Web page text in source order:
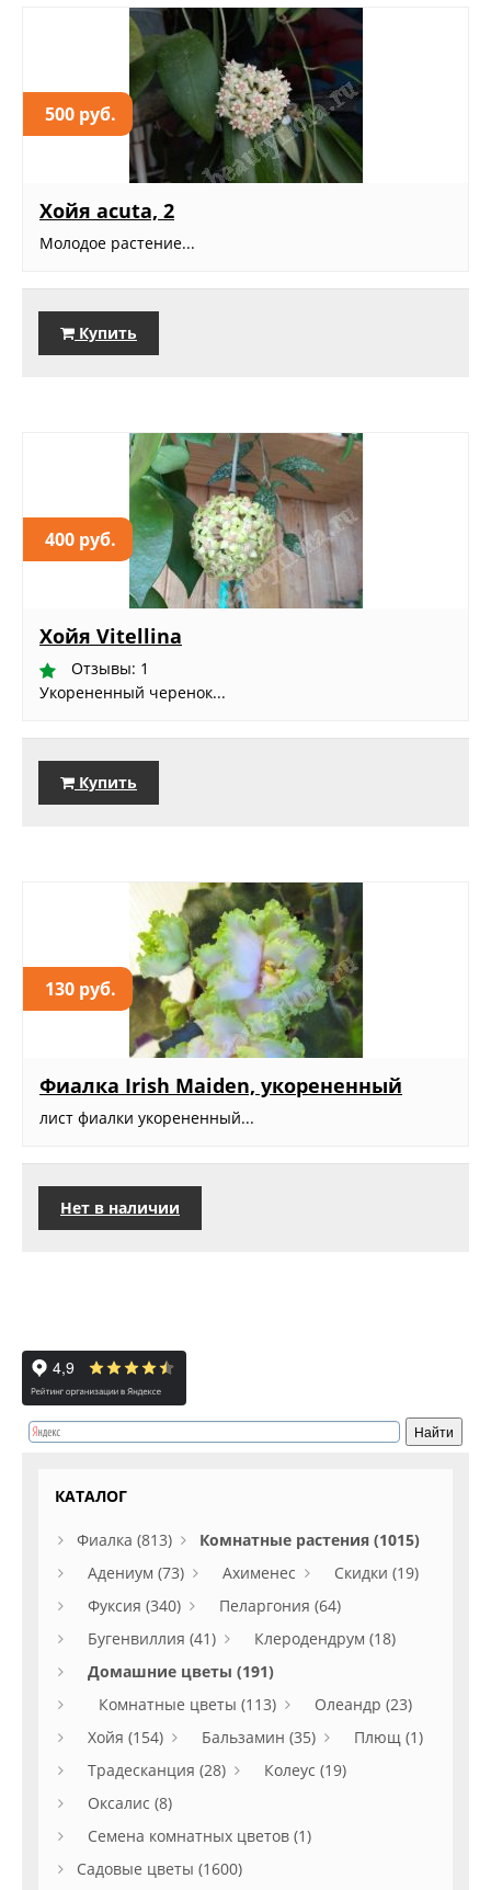
500 руб.
Хойя acuta, 2
Молодое растение...
Купить
400 руб.
Хойя Vitellina
Отзывы: 1
Укорененный черенок...
Купить
130 руб.
Фиалка Irish Maiden, укорененный
лист фиалки укорененный...
Нет в наличии
КАТАЛОГ
Фиалка (813)
Комнатные растения (1015)
Адениум (73)
Ахименес
Скидки (19)
Фуксия (340)
Пеларгония (64)
Бугенвиллия (41)
Клеродендрум (18)
Домашние цветы (191)
Комнатные цветы (113)
Олеандр (23)
Хойя (154)
Бальзамин (35)
Плющ (1)
Традесканция (28)
Колеус (19)
Оксалис (8)
Семена комнатных цветов (1)
Садовые цветы (1600)